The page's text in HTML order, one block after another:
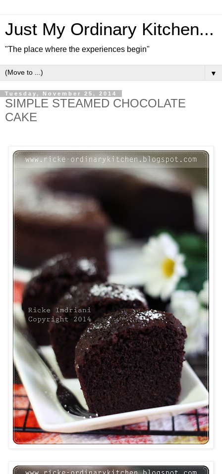
Just My Ordinary Kitchen...
"The place where the experiences begin"
▼
Tuesday, November 25, 2014
SIMPLE STEAMED CHOCOLATE
CAKE